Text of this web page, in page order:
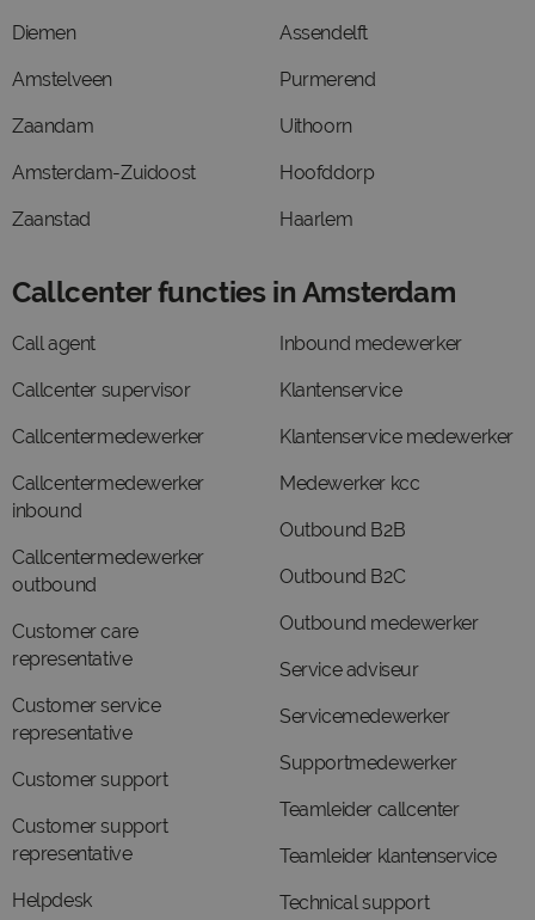
Diemen
Amstelveen
Zaandam
Amsterdam-Zuidoost
Zaanstad
Assendelft
Purmerend
Uithoorn
Hoofddorp
Haarlem
Callcenter functies in Amsterdam
Call agent
Callcenter supervisor
Callcentermedewerker
Callcentermedewerker
inbound
Callcentermedewerker
outbound
Customer care
representative
Customer service
representative
Customer support
Customer support
representative
Helpdesk
Inbound medewerker
Klantenservice
Klantenservice medewerker
Medewerker kcc
Outbound B2B
Outbound B2C
Outbound medewerker
Service adviseur
Servicemedewerker
Supportmedewerker
Teamleider callcenter
Teamleider klantenservice
Technical support